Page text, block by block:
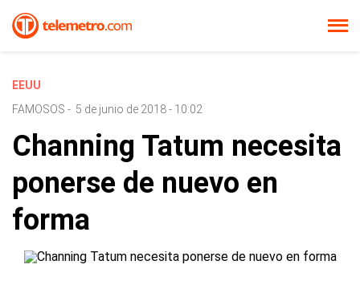
EEUU
FAMOSOS - 5 de junio de 2018 - 10:02
Channing Tatum necesita
ponerse de nuevo en
forma